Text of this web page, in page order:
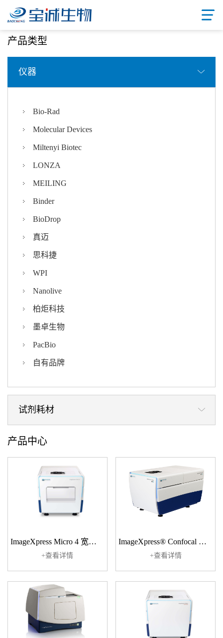
首页/ 产品中心
产品类型
仪器
Bio-Rad
Molecular Devices
Miltenyi Biotec
LONZA
MEILING
Binder
BioDrop
真迈
思科捷
WPI
Nanolive
柏炬科技
墨卓生物
PacBio
自有品牌
试剂耗材
产品中心
ImageXpress Micro 4 宽场高内涵成像系统
+查看详情
ImageXpress® Confocal HT.ai 智能化共聚焦高内涵成像分析系统
+查看详情